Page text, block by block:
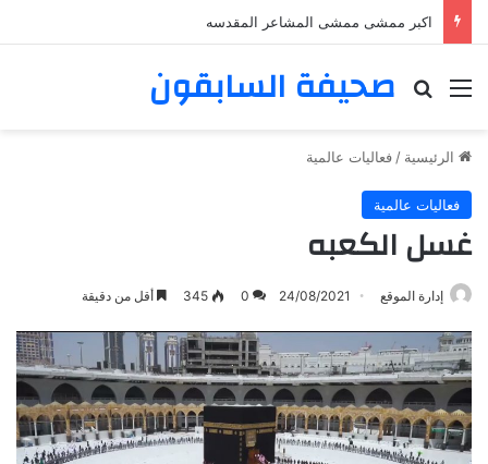
اكبر ممشى ممشى المشاعر المقدسه
صحيفة السابقون القائمة بحث عن
الرئيسية / فعاليات عالمية
فعاليات عالمية
غسل الكعبه
إدارة الموقع 24/08/2021
0
345 أقل من دقيقة